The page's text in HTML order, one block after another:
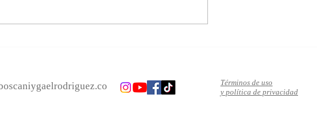
Términos de uso
y política de privacidad